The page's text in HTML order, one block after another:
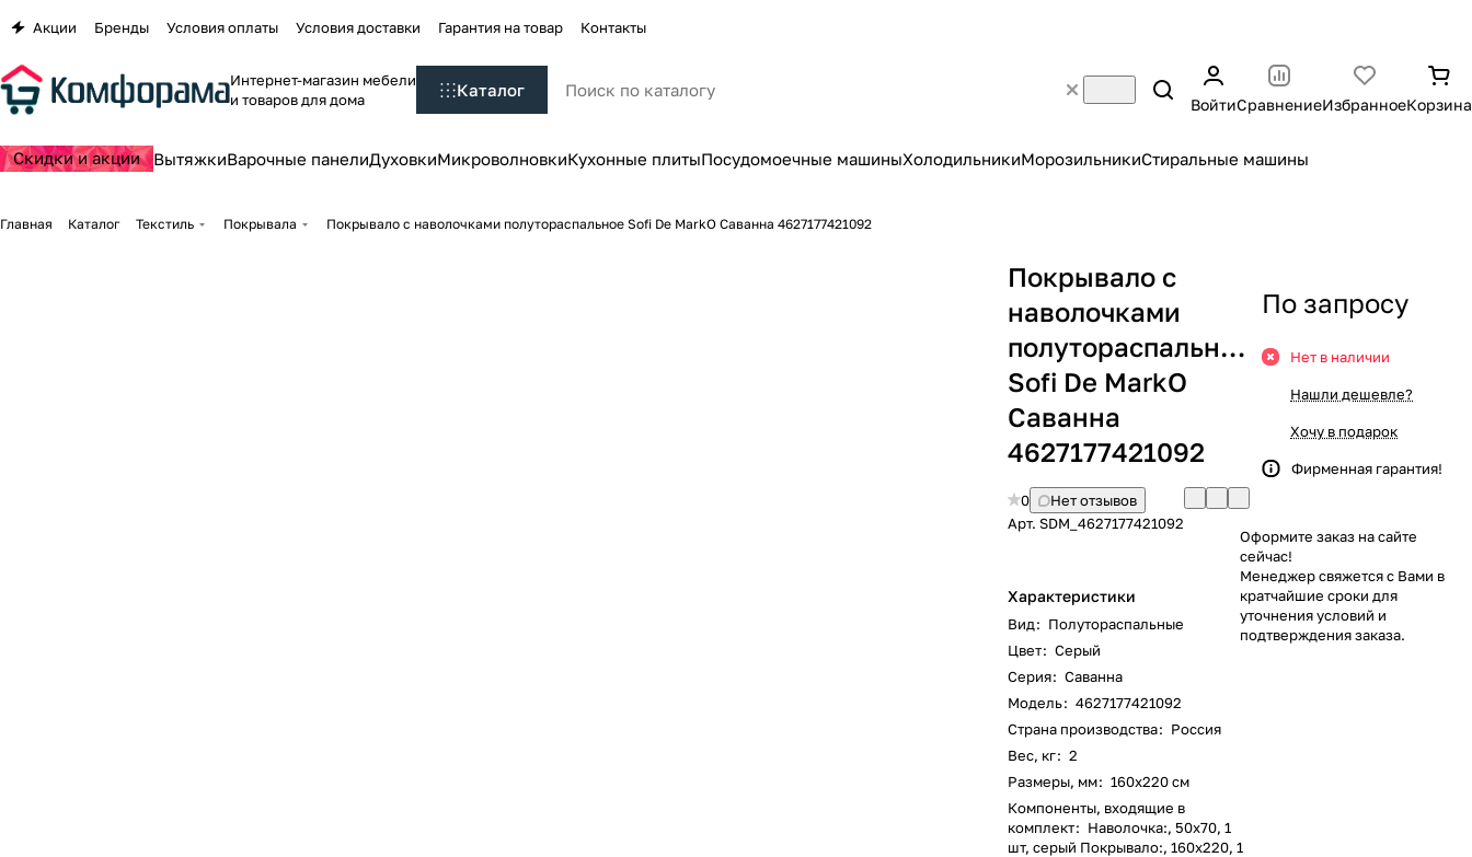
Акции Бренды Условия оплаты Условия доставки Гарантия на товар Контакты
Интернет-магазин мебели
и товаров для дома
Каталог
ВойтиСравнениеИзбранноеКорзина
Скидки и акции ВытяжкиВарочные панелиДуховкиМикроволновкиКухонные плитыПосудомоечные машиныХолодильникиМорозильникиСтиральные машины
Главная Каталог Текстиль Покрывала Покрывало с наволочками полутораспальное Sofi De MarkO Саванна 4627177421092
Покрывало с
наволочками
полутораспальное
Sofi De MarkO
Саванна
4627177421092
0
Нет отзывов
Арт. SDM_4627177421092
Характеристики
Вид: Полутораспальные
Цвет: Серый
Серия: Саванна
Модель: 4627177421092
Страна производства: Россия
Вес, кг: 2
Размеры, мм: 160x220 см
Компоненты, входящие в
комплект: Наволочка:, 50x70, 1
шт, серый Покрывало:, 160x220, 1
По запросу
Нет в наличии
Нашли дешевле?
Хочу в подарок
Фирменная гарантия!
Оформите заказ на сайте
сейчас!
Менеджер свяжется с Вами в
кратчайшие сроки для
уточнения условий и
подтверждения заказа.